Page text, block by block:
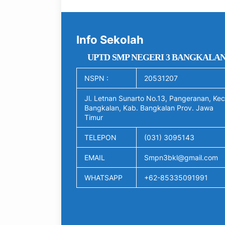
Info Sekolah
UPTD SMP NEGERI 3
NSPN : 20531207
Jl. Letnan Sunarto No.13, Pangeranan,
Bangkalan, Kab. Bangkalan Prov. Jawa
Timur
TELEPON (031) 3095143
EMAIL Smpn3bkl@gmail.com
WHATSAPP +62-85335091991